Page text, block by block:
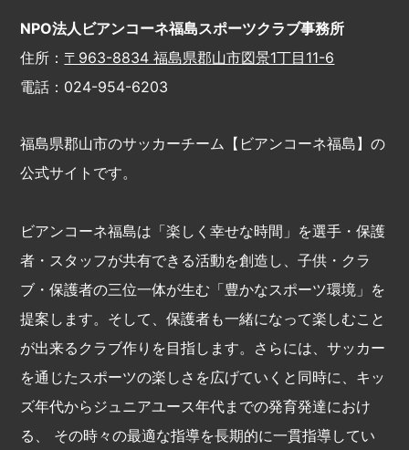
NPO法人ビアンコーネ福島スポーツクラブ事務所
住所： 〒963-8834 福島県郡山市図景1丁目11-6
電話：024-954-6203
福島県郡山市のサッカーチーム【ビアンコーネ福島】の
公式サイトです。
ビアンコーネ福島は「楽しく幸せな時間」を選手・保護
者・スタッフが共有できる活動を創造し、子供・クラ
ブ・保護者の三位一体が生む「豊かなスポーツ環境」を
提案します。そして、保護者も一緒になって楽しむこと
が出来るクラブ作りを目指します。さらには、サッカー
を通じたスポーツの楽しさを広げていくと同時に、キッ
ズ年代からジュニアユース年代までの発育発達におけ
る、 その時々の最適な指導を長期的に一貫指導してい